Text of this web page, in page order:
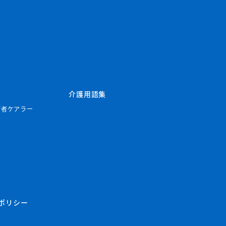
ケアラー
介護用語集
リシー